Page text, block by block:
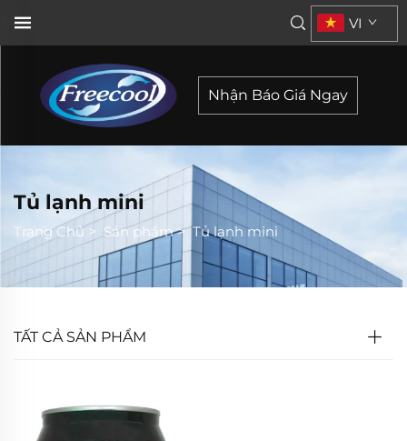
VI
Nhận Báo Giá Ngay
Tủ lạnh mini
Trang Chủ> Sản phẩm>Tủ lạnh mini
TẤT CẢ SẢN PHẨM